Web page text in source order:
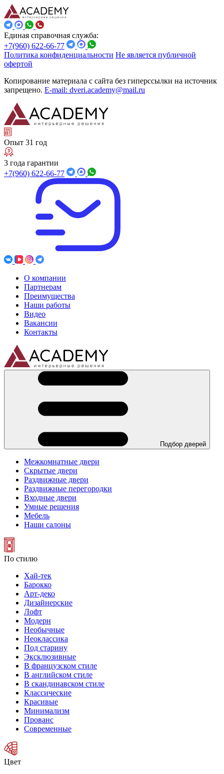
Единая справочная служба:
+7(960) 622-66-77
Политика конфиденциальности Не является публичной
офертой
Копирование материала с сайта без гиперссылки на источник
запрещено. E-mail: dveri.academy@mail.ru
Опыт 31 год
3 года гарантии
+7(960) 622-66-77
О компании
Партнерам
Преимущества
Наши работы
Видео
Вакансии
Контакты
Подбор дверей
Межкомнатные двери
Скрытые двери
Раздвижные двери
Раздвижные перегородки
Входные двери
Умные решения
Мебель
Наши салоны
По стилю
Хай-тек
Барокко
Арт-деко
Дизайнерские
Лофт
Модерн
Необычные
Неоклассика
Под старину
Эксклюзивные
В французском стиле
В английском стиле
В скандинавском стиле
Классические
Красивые
Минимализм
Прованс
Современные
Цвет